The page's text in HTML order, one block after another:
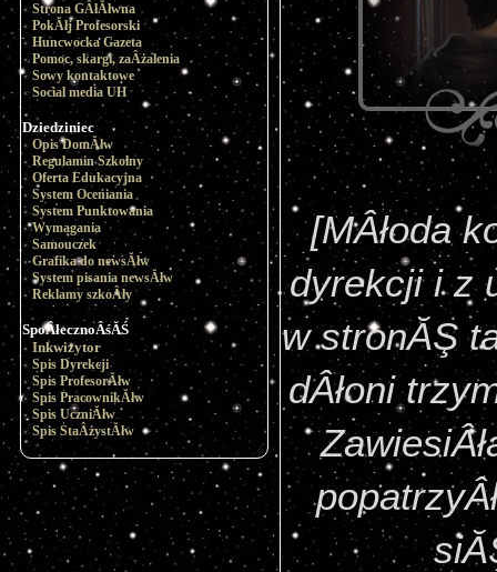
Strona GÂłĂłwna
PokĂłj Profesorski
Huncwocka Gazeta
Pomoc, skargi, zaÂżalenia
Sowy kontaktowe
Social media UH
Dziedziniec
Opis DomĂłw
Regulamin Szkolny
Oferta Edukacyjna
System Oceniania
System Punktowania
Wymagania
Samouczek
Grafika do newsĂłw
System pisania newsĂłw
Reklamy szkoÂły
SpoÂłecznoÂśĂŚ
Inkwizytor
Spis Dyrekcji
Spis ProfesorĂłw
Spis PracownikĂłw
Spis UczniĂłw
Spis StaÂżystĂłw
[MÂłoda
dyrekcji i z
w stronĂŞ
dÂłoni